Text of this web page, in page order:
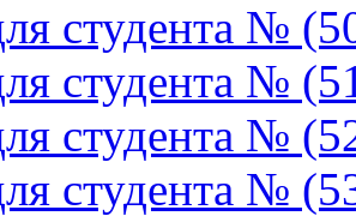
студента №
студента №
студента №
студента №